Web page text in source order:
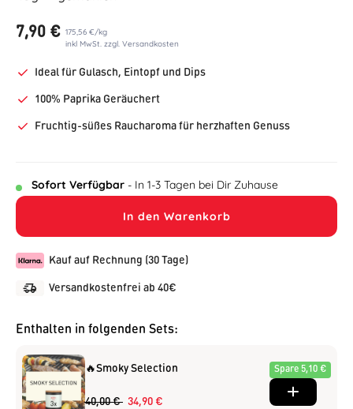
7,90 € 175,56 €/kg
inkl MwSt. zzgl. Versandkosten
Ideal für Gulasch, Eintopf und Dips
100% Paprika Geräuchert
Fruchtig-süßes Raucharoma für herzhaften Genuss
Sofort Verfügbar- In 1-3 Tagen bei Dir Zuhause
In den Warenkorb
Kauf auf Rechnung (30 Tage)
Versandkostenfrei ab 40€
Enthalten in folgenden Sets:
🔥Smoky Selection
40,00 € 34,90 €
Spare 5,10 €